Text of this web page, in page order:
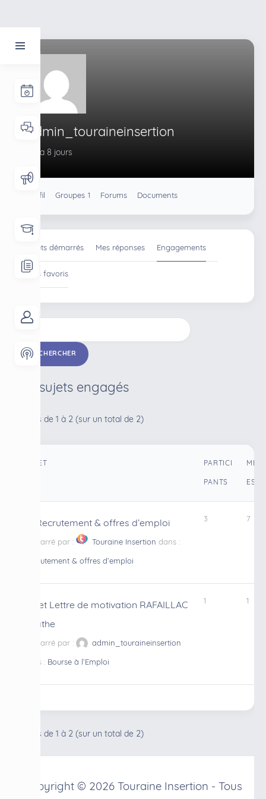
admin_touraineinsertion
il y a 8 jours
Profil Groupes 1 Forums Documents
Sujets démarrés Mes réponses Engagements
Mes favoris
Mes sujets engagés
2 sujets de 1 à 2 (sur un total de 2)
SUJET PARTICI
PANTS ES
Recrutement & offres d’emploi
Démarré par : Touraine Insertion dans :
Recrutement & offres d’emploi
3 7
CV et Lettre de motivation RAFAILLAC
Agathe
Démarré par : admin_touraineinsertion
dans : Bourse à l’Emploi
1 1
2 sujets de 1 à 2 (sur un total de 2)
Copyright © 2026 Touraine Insertion - Tous